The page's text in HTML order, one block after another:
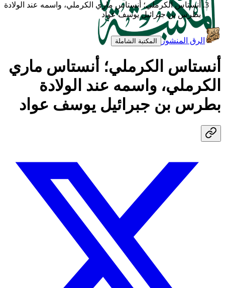
أنستاس الكرملي؛ أنستاس ماري الكرملي، واسمه عند الولادة
بطرس بن جبرائيل يوسف عواد
الرق المنشور المكتبة الشاملة
أنستاس الكرملي؛ أنستاس ماري
الكرملي، واسمه عند الولادة
بطرس بن جبرائيل يوسف عواد